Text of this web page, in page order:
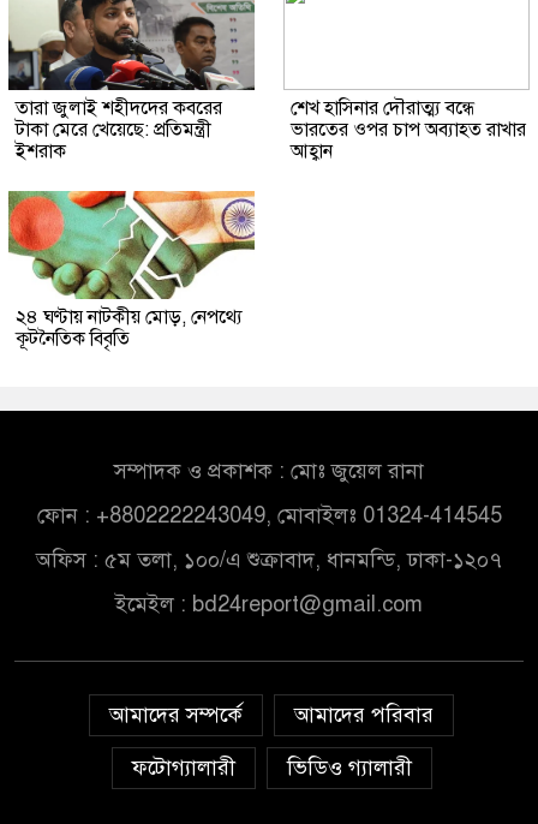
তারা জুলাই শহীদদের কবরের
টাকা মেরে খেয়েছে: প্রতিমন্ত্রী
ইশরাক
শেখ হাসিনার দৌরাত্ম্য বন্ধে
ভারতের ওপর চাপ অব্যাহত রাখার
আহ্বান
২৪ ঘণ্টায় নাটকীয় মোড়, নেপথ্যে
কূটনৈতিক বিবৃতি
সম্পাদক ও প্রকাশক : মোঃ জুয়েল রানা
ফোন : +8802222243049, মোবাইলঃ 01324-414545
অফিস : ৫ম তলা, ১০০/এ শুক্রাবাদ, ধানমন্ডি, ঢাকা-১২০৭
ইমেইল : bd24report@gmail.com
আমাদের সম্পর্কে
আমাদের পরিবার
ফটোগ্যালারী
ভিডিও গ্যালারী